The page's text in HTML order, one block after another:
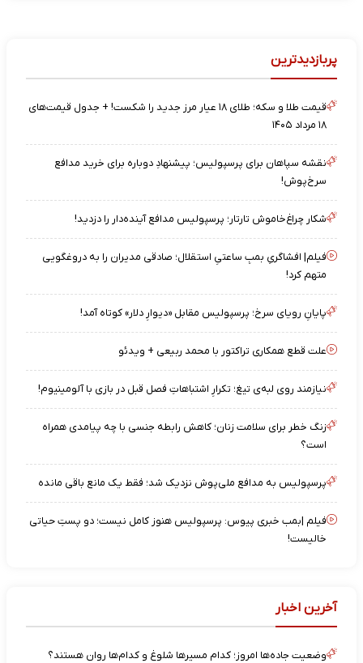
پربازدیدترین
قیمت طلا و سکه؛ طلای ۱۸ عیار مرز جدید را شکست! + جدول قیمت‌های
۱۸ مرداد ۱۴۰۵
نقشه‌ سپاهان برای پرسپولیس؛ پیشنهادِ دوباره برای خرید مدافع
سرخ‌پوش!
شکار چراغ‌خاموش تارتار؛ پرسپولیس مدافع آینده‌دار را دزدید!
فیلم| افشاگریِ بمبِ ساعتیِ استقلال؛ صادقی مدیران را به دروغگویی
متهم کرد!
پایانِ رویای سرخ؛ پرسپولیس مقابل «دیوارِ دلار» کوتاه آمد!
علت قطع همکاری تراکتور با محمد ربیعی + ویدئو
نیازمند روی لبه‌ی تیغ؛ تکرارِ اشتباهاتِ فصل قبل در بازی با آلومینیوم!
زنگ خطر برای سلامت زنان؛ کاهش رابطه جنسی با چه پیامدی همراه
است؟
پرسپولیس به مدافع ملی‌پوش نزدیک شد؛ فقط یک مانع باقی مانده
فیلم |بمب خبری پیوس: پرسپولیس هنوز کامل نیست؛ دو پستِ حیاتی
خالیست!
آخرین اخبار
وضعیت جاده‌ها امروز؛ کدام مسیرها شلوغ و کدام‌ها روان هستند؟